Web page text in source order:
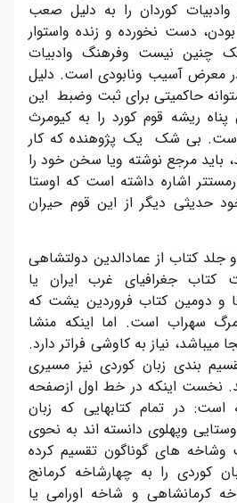
کوردان را به دلیل صعب
بودن، دست نخورده و زنده واستوار
چنین نیست وفرهنگ وادبیات
معرض آسیب ونابودی است. دلیل
حاکمیتی برای ثبت وضبط این
ریشه قوم کورد را به کیومرث
بی شک یک پژوهنده که کار
باید مرجع نوشته ویا سخن خود را
اشاره داشته است که اوستا
حدیثی دیگر از این قوم حیران
جلد کتاب از عمادالدین دولتشاهی
کتاب جغرافیای غرب ایران یا
و دومین کتاب فروردین یشت که
سهراب است. اما اینکه منشا
میباشد، نیاز به کاوشی فراتر دارد.
بندی زبان کوردی نیز مسیری
نخست اینکه در خط اول ازصفحه
است: در تمام کتابهایی که زبان
وپهلوی دانسته اند به نحوی
وشاخه های گوناگون تقسیم کرده
کوردی را به چهارشاخه کرمانج
کرمانشاهی و شاخه اورامی یا